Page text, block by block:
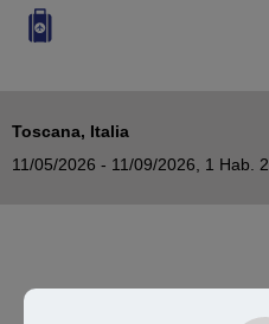
Toscana, Italia
11/05/2026 - 11/09/2026,
1 Hab.